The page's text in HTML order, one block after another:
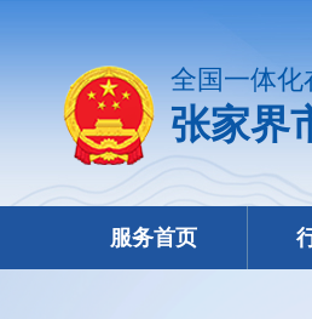
全国一体化
张家界
服务首页